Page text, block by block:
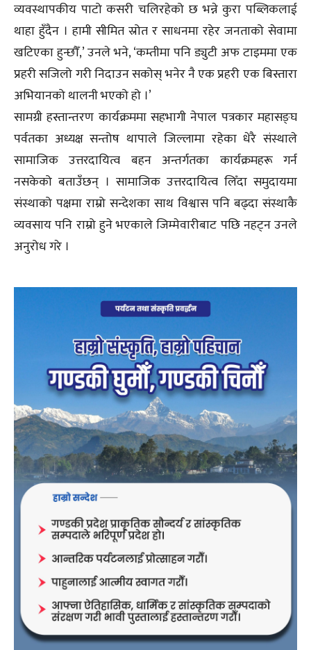
व्यवस्थापकीय पाटो कसरी चलिरहेको छ भन्ने कुरा पब्लिकलाई
थाहा हुँदैन । हामी सीमित स्रोत र साधनमा रहेर जनताको सेवामा
खटिएका हुन्छौँ,’ उनले भने, ‘कम्तीमा पनि ड्युटी अफ टाइममा एक
प्रहरी सजिलो गरी निदाउन सकोस् भनेर नै एक प्रहरी एक बिस्तारा
अभियानको थालनी भएको हो ।’
सामग्री हस्तान्तरण कार्यक्रममा सहभागी नेपाल पत्रकार महासङ्घ
पर्वतका अध्यक्ष सन्तोष थापाले जिल्लामा रहेका धेरै संस्थाले
सामाजिक उत्तरदायित्व बहन अन्तर्गतका कार्यक्रमहरू गर्न
नसकेको बताउँछन् । सामाजिक उत्तरदायित्व लिँदा समुदायमा
संस्थाको पक्षमा राम्रो सन्देशका साथ विश्वास पनि बढ्दा संस्थाकै
व्यवसाय पनि राम्रो हुने भएकाले जिम्मेवारीबाट पछि नहट्न उनले
अनुरोध गरे ।